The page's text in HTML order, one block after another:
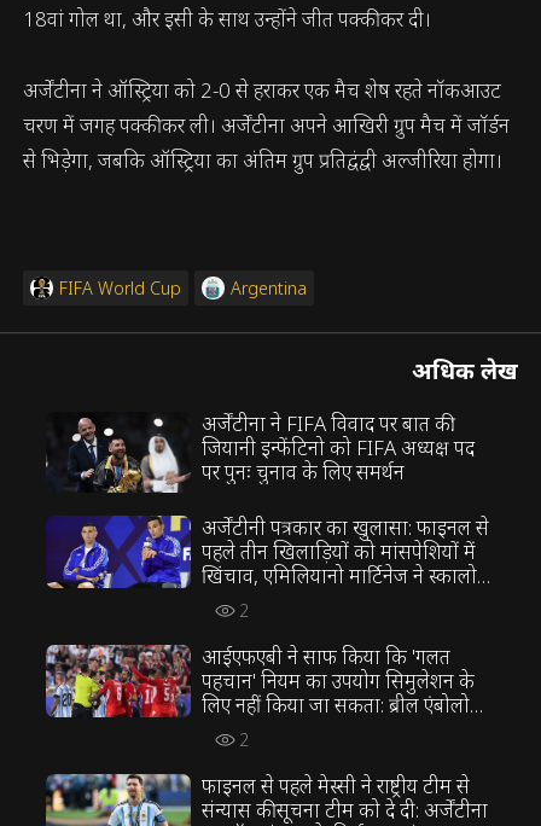
18वां गोल था, और इसी के साथ उन्होंने जीत पक्की कर दी।
अर्जेंटीना ने ऑस्ट्रिया को 2-0 से हराकर एक मैच शेष रहते नॉकआउट
चरण में जगह पक्की कर ली। अर्जेंटीना अपने आखिरी ग्रुप मैच में जॉर्डन
से भिड़ेगा, जबकि ऑस्ट्रिया का अंतिम ग्रुप प्रतिद्वंद्वी अल्जीरिया होगा।
FIFA World Cup Argentina
अधिक लेख
अर्जेंटीना ने FIFA विवाद पर बात की:
जियानी इन्फेंटिनो को FIFA अध्यक्ष पद
पर पुनः चुनाव के लिए समर्थन
अर्जेंटीनी पत्रकार का खुलासा: फाइनल से
पहले तीन खिलाड़ियों को मांसपेशियों में
खिंचाव, एमिलियानो मार्टिनेज ने स्कालोनी
की रणनीति का विरोध किया
2
आईएफएबी ने साफ किया कि 'गलत
पहचान' नियम का उपयोग सिमुलेशन के
लिए नहीं किया जा सकता: ब्रील एंबोलो
को दूसरा पीला कार्ड नहीं मिलना चाहिए
था
2
फाइनल से पहले मेस्सी ने राष्ट्रीय टीम से
संन्यास की सूचना टीम को दे दी: अर्जेंटीना